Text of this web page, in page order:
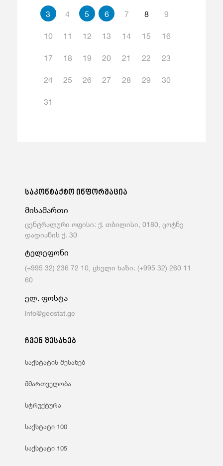
3 4 5 6 7 8 9
10 11 12 13 14 15 16
17 18 19 20 21 22 23
24 25 26 27 28 29 30
31
საკონტაქტო ინფორმაცია
მისამართი
ცენტრალური ოფისი: ქ. თბილისი, 0180, ცოტნე
დადიანის ქ. 30
ტელეფონი
(+995 32) 236 72 10, ცხელი ხაზი: (+995 32) 260 11
60
ელ. ფოსტა
info@geostat.ge
ჩვენ შესახებ
საქსტატის შესახებ
მმართველობა
სტრუქტურა
საქსტატი 100
საქსტატი 105